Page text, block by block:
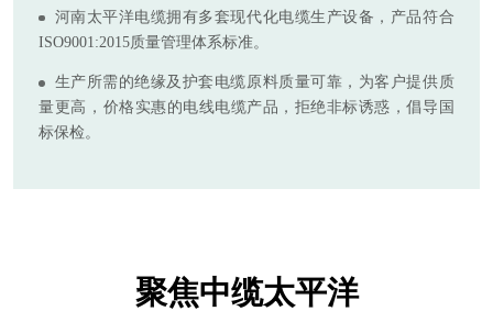
河南太平洋电缆拥有多套现代化电缆生产设备，产品符合
ISO9001:2015质量管理体系标准。
生产所需的绝缘及护套电缆原料质量可靠，为客户提供质
量更高，价格实惠的电线电缆产品，拒绝非标诱惑，倡导国
标保检。
聚焦中缆太平洋